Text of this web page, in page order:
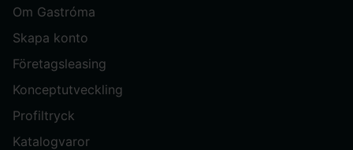
Om Gastróma
Skapa konto
Företagsleasing
Konceptutveckling
Profiltryck
Katalogvaror